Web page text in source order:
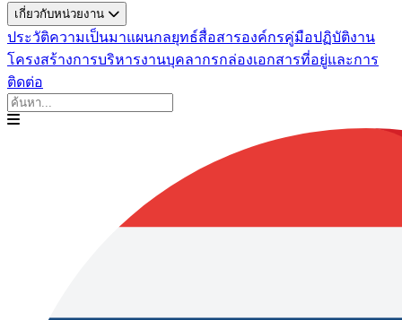
เกี่ยวกับหน่วยงาน
ประวัติความเป็นมาแผนกลยุทธ์สื่อสารองค์กรคู่มือปฏิบัติงาน
โครงสร้างการบริหารงานบุคลากรกล่องเอกสารที่อยู่และการ
ติดต่อ